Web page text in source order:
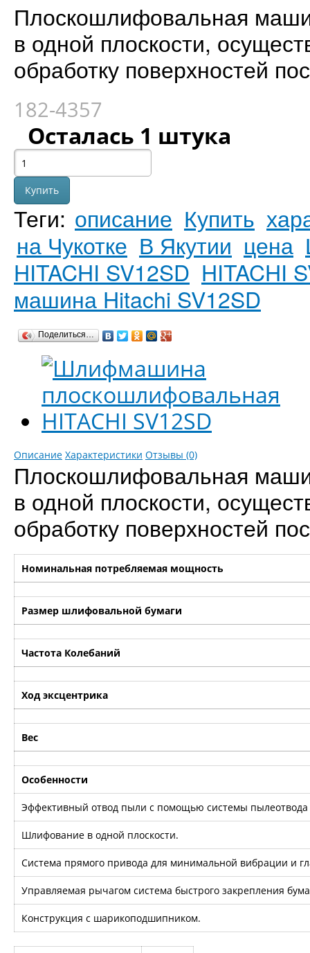
Плоскошлифовальная
в одной плоскости,
обработку поверхностей
182-4357
Осталась 1 штука
Теги: описание Купить
на Чукотке В Якутии цена
HITACHI SV12SD HITACHI
машина Hitachi SV12SD
Поделиться…
Описание Характеристики Отзывы (0)
Плоскошлифовальная
в одной плоскости,
обработку поверхностей
Номинальная потребляемая мощность
Размер шлифовальной бумаги
Частота Колебаний
Ход эксцентрика
Вес
Особенности
Эффективный отвод пыли с помощью системы пылеотвода
Шлифование в одной плоскости.
Система прямого привода для минимальной вибрации и
Управляемая рычагом система быстрого закрепления
Конструкция с шарикоподшипником.